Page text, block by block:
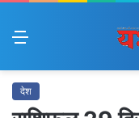
Menu
देश